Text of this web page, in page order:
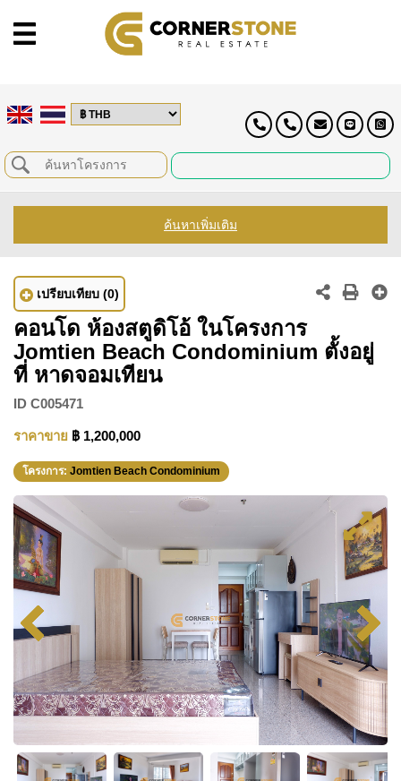
ค้นหาเพิ่มเติม
เปรียบเทียบ (0)
คอนโด ห้องสตูดิโอ้ ในโครงการ
Jomtien Beach Condominium ตั้งอยู่
ที่ หาดจอมเทียน
ID C005471
ราคาขาย ฿ 1,200,000
โครงการ: Jomtien Beach Condominium